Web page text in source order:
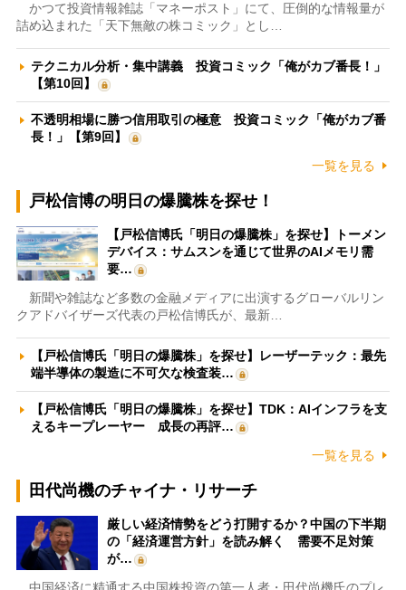
かつて投資情報雑誌「マネーポスト」にて、圧倒的な情報量が
詰め込まれた「天下無敵の株コミック」とし…
テクニカル分析・集中講義 投資コミック「俺がカブ番長！」
【第10回】
不透明相場に勝つ信用取引の極意 投資コミック「俺がカブ番
長！」【第9回】
一覧を見る
戸松信博の明日の爆騰株を探せ！
【戸松信博氏「明日の爆騰株」を探せ】トーメン
デバイス：サムスンを通じて世界のAIメモリ需
要…
新聞や雑誌など多数の金融メディアに出演するグローバルリン
クアドバイザーズ代表の戸松信博氏が、最新…
【戸松信博氏「明日の爆騰株」を探せ】レーザーテック：最先
端半導体の製造に不可欠な検査装…
【戸松信博氏「明日の爆騰株」を探せ】TDK：AIインフラを支
えるキープレーヤー 成長の再評…
一覧を見る
田代尚機のチャイナ・リサーチ
厳しい経済情勢をどう打開するか？中国の下半期
の「経済運営方針」を読み解く 需要不足対策
が…